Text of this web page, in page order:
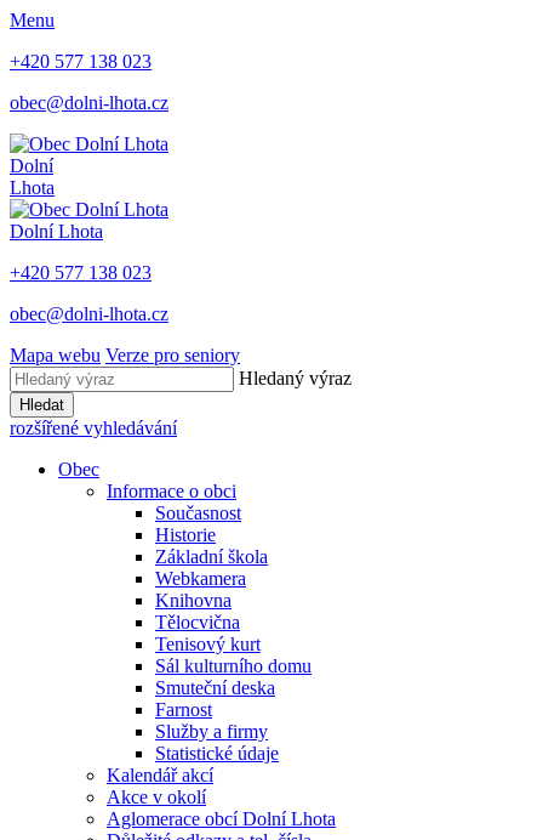
Menu
+420 577 138 023
obec@dolni-lhota.cz
Dolní
Lhota
Dolní Lhota
+420 577 138 023
obec@dolni-lhota.cz
Mapa webu Verze pro seniory
Hledaný výraz
Hledat
rozšířené vyhledávání
Obec
Informace o obci
Současnost
Historie
Základní škola
Webkamera
Knihovna
Tělocvična
Tenisový kurt
Sál kulturního domu
Smuteční deska
Farnost
Služby a firmy
Statistické údaje
Kalendář akcí
Akce v okolí
Aglomerace obcí Dolní Lhota